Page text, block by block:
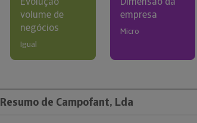
volume de
negócios
Igual
empresa
Micro
Resumo de Campofant, Lda